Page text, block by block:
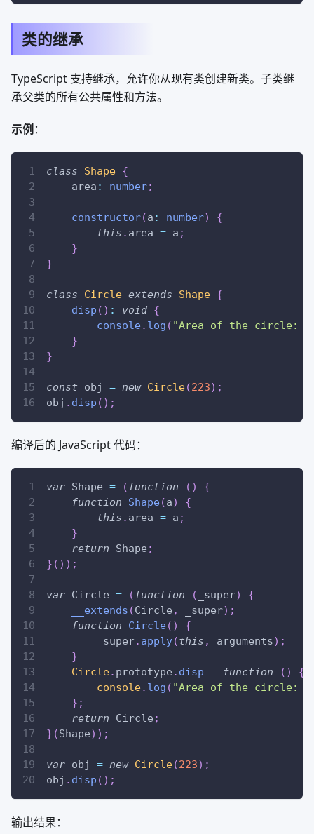
类的继承
TypeScript 支持继承，允许你从现有类创建新类。子类继
承父类的所有公共属性和方法。
示例 ：
class Shape {
    area
: number;
constructor(a : number)
{
this . area = a ;
}
}
class Circle extends Shape {
disp ( ) : void {
console. log ( "Area of the circle: "
}
}
const obj = new Circle(223) ;
obj . disp ( ) ;
编译后的 JavaScript 代码：
var Shape = ( function ( )
{
function
Shape(a)
{
this . area = a ;
}
return
Shape ;
} ( ) ) ;
var Circle = ( function ( _super)
{
__extends (Circle , _super) ;
function
Circle( )
{
        _super
. apply(this , arguments) ;
}
Circle. prototype . disp = function ( )
{
console. log ( "Area of the circle: "
} ;
return
Circle ;
} (Shape) ) ;
var obj = new Circle(223) ;
obj . disp ( ) ;
输出结果：